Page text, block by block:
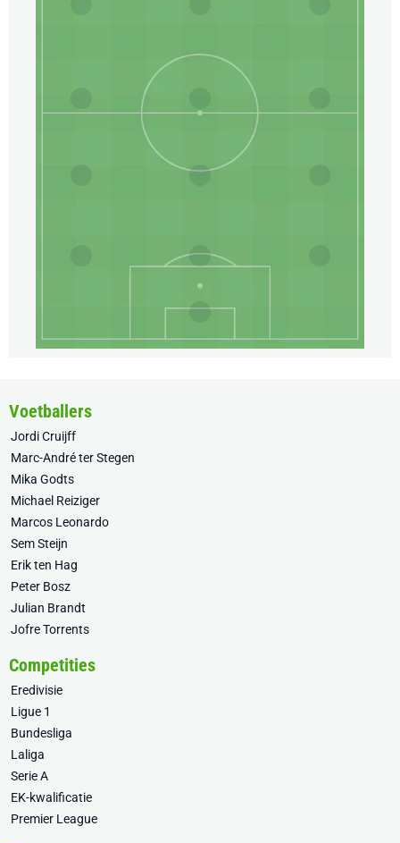
Voetballers
Jordi Cruijff
Marc-André ter Stegen
Mika Godts
Michael Reiziger
Marcos Leonardo
Sem Steijn
Erik ten Hag
Peter Bosz
Julian Brandt
Jofre Torrents
Competities
Eredivisie
Ligue 1
Bundesliga
Laliga
Serie A
EK-kwalificatie
Premier League